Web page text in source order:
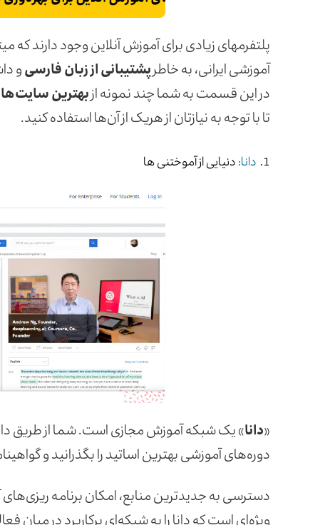
پلتفرم­های زیادی برای آموزش آنلاین وجود دارند که
آموزشی ایرانی، به خاطرپشتیبانی از زبان فارسیو
در این قسمت به شما چند نمونه ازبهترین
تا با توجه به نیازتان از هریک از آن‌ها استفاده کنید.
دانا:دنیایی از آموختنی ها
«دانا» یک شبکه آموزش مجازی است. شما از طریق
دوره‌های آموزشی بهترین اساتید را بگذرانید و
دسترسی به جدیدترین منابع، امکان برنامه